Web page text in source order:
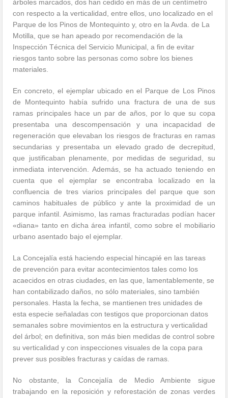
árboles marcados, dos han cedido en más de un centímetro
con respecto a la verticalidad, entre ellos, uno localizado en el
Parque de los Pinos de Montequinto y, otro en la Avda. de La
Motilla, que se han apeado por recomendación de la
Inspección Técnica del Servicio Municipal, a fin de evitar
riesgos tanto sobre las personas como sobre los bienes
materiales.
En concreto, el ejemplar ubicado en el Parque de Los Pinos
de Montequinto había sufrido una fractura de una de sus
ramas principales hace un par de años, por lo que su copa
presentaba una descompensación y una incapacidad de
regeneración que elevaban los riesgos de fracturas en ramas
secundarias y presentaba un elevado grado de decrepitud,
que justificaban plenamente, por medidas de seguridad, su
inmediata intervención. Además, se ha actuado teniendo en
cuenta que el ejemplar se encontraba localizado en la
confluencia de tres viarios principales del parque que son
caminos habituales de público y ante la proximidad de un
parque infantil. Asimismo, las ramas fracturadas podían hacer
«diana» tanto en dicha área infantil, como sobre el mobiliario
urbano asentado bajo el ejemplar.
La Concejalía está haciendo especial hincapié en las tareas
de prevención para evitar acontecimientos tales como los
acaecidos en otras ciudades, en las que, lamentablemente, se
han contabilizado daños, no sólo materiales, sino también
personales. Hasta la fecha, se mantienen tres unidades de
esta especie señaladas con testigos que proporcionan datos
semanales sobre movimientos en la estructura y verticalidad
del árbol; en definitiva, son más bien medidas de control sobre
su verticalidad y con inspecciones visuales de la copa para
prever sus posibles fracturas y caídas de ramas.
No obstante, la Concejalía de Medio Ambiente sigue
trabajando en la reposición y reforestación de zonas verdes